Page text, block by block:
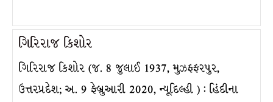
ગિરિરાજ કિશોર
ગિરિરાજ કિશોર (જ. 8 જુલાઈ 1937, મુઝફ્ફરપુર,
ઉત્તરપ્રદેશ; અ. 9 ફેબ્રુઆરી 2020, ન્યૂદિલ્હી ) : હિંદીના